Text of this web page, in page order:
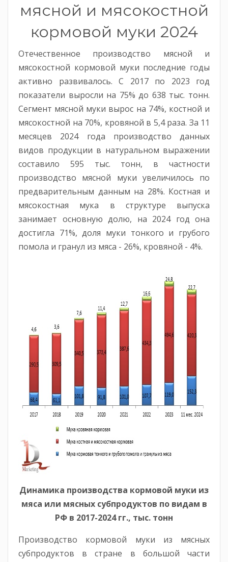
мясной и мясокостной
кормовой муки 2024
Отечественное производство мясной и
мясокостной кормовой муки последние годы
активно развивалось. С 2017 по 2023 год
показатели выросли на 75% до 638 тыс. тонн.
Сегмент мясной муки вырос на 74%, костной и
мясокостной на 70%, кровяной в 5,4 раза. За 11
месяцев 2024 года производство данных
видов продукции в натуральном выражении
составило 595 тыс. тонн, в частности
производство мясной муки увеличилось по
предварительным данным на 28%. Костная и
мясокостная мука в структуре выпуска
занимает основную долю, на 2024 год она
достигла 71%, доля муки тонкого и грубого
помола и гранул из мяса - 26%, кровяной - 4%.
Динамика производства кормовой муки из
мяса или мясных субпродуктов по видам в
РФ в 2017-2024 гг., тыс. тонн
Производство кормовой муки из мясных
субпродуктов в стране в большой части